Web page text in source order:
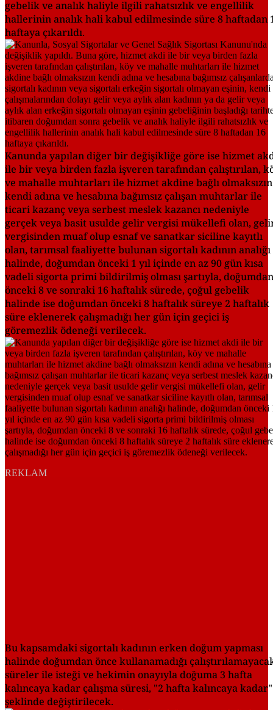
gebelik ve analık haliyle ilgili rahatsızlık ve engellilik
hallerinin analık hali kabul edilmesinde süre 8 haftadan
haftaya çıkarıldı.
Kanunda yapılan diğer bir değişikliğe göre ise hizmet
ile bir veya birden fazla işveren tarafından çalıştırılan,
ve mahalle muhtarları ile hizmet akdine bağlı olmaksızın
kendi adına ve hesabına bağımsız çalışan muhtarlar ile
ticari kazanç veya serbest meslek kazancı nedeniyle
gerçek veya basit usulde gelir vergisi mükellefi olan,
vergisinden muaf olup esnaf ve sanatkar siciline kayıtlı
olan, tarımsal faaliyette bulunan sigortalı kadının analığı
halinde, doğumdan önceki 1 yıl içinde en az 90 gün kısa
vadeli sigorta primi bildirilmiş olması şartıyla, doğumdan
önceki 8 ve sonraki 16 haftalık sürede, çoğul gebelik
halinde ise doğumdan önceki 8 haftalık süreye 2 haftalık
süre eklenerek çalışmadığı her gün için geçici iş
göremezlik ödeneği verilecek.
REKLAM
Bu kapsamdaki sigortalı kadının erken doğum yapması
halinde doğumdan önce kullanamadığı
süreler ile isteği ve hekimin onayıyla doğuma 3 hafta
kalıncaya kadar çalışma süresi, "2 hafta kalıncaya kadar"
şeklinde değiştirilecek.